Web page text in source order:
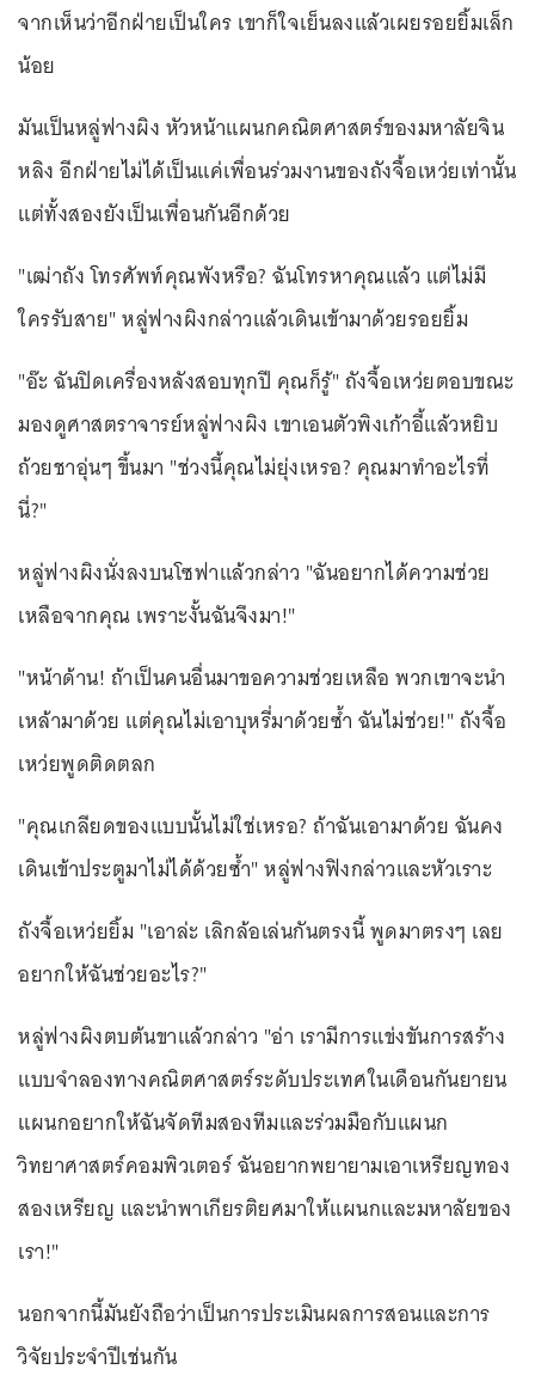
จากเห็นว่าอีกฝ่ายเป็นใคร เขาก็ใจเย็นลงแล้วเผยรอยยิ้มเล็ก
น้อย
มันเป็นหลู่ฟางผิง หัวหน้าแผนกคณิตศาสตร์ของมหาลัยจิน
หลิง อีกฝ่ายไม่ได้เป็นแค่เพื่อนร่วมงานของถังจื้อเหว่ยเท่านั้น
แต่ทั้งสองยังเป็นเพื่อนกันอีกด้วย
"เฒ่าถัง โทรศัพท์คุณพังหรือ? ฉันโทรหาคุณแล้ว แต่ไม่มี
ใครรับสาย" หลู่ฟางผิงกล่าวแล้วเดินเข้ามาด้วยรอยยิ้ม
"อ๊ะ ฉันปิดเครื่องหลังสอบทุกปี คุณก็รู้" ถังจื้อเหว่ยตอบขณะ
มองดูศาสตราจารย์หลู่ฟางผิง เขาเอนตัวพิงเก้าอี้แล้วหยิบ
ถ้วยชาอุ่นๆ ขึ้นมา "ช่วงนี้คุณไม่ยุ่งเหรอ? คุณมาทำอะไรที่
นี่?"
หลู่ฟางผิงนั่งลงบนโซฟาแล้วกล่าว "ฉันอยากได้ความช่วย
เหลือจากคุณ เพราะงั้นฉันจึงมา!"
"หน้าด้าน! ถ้าเป็นคนอื่นมาขอความช่วยเหลือ พวกเขาจะนำ
เหล้ามาด้วย แต่คุณไม่เอาบุหรี่มาด้วยซ้ำ ฉันไม่ช่วย!" ถังจื้อ
เหว่ยพูดติดตลก
"คุณเกลียดของแบบนั้นไม่ใช่เหรอ? ถ้าฉันเอามาด้วย ฉันคง
เดินเข้าประตูมาไม่ได้ด้วยซ้ำ" หลู่ฟางฟิงกล่าวและหัวเราะ
ถังจื้อเหว่ยยิ้ม "เอาล่ะ เลิกล้อเล่นกันตรงนี้ พูดมาตรงๆ เลย
อยากให้ฉันช่วยอะไร?"
หลู่ฟางผิงตบต้นขาแล้วกล่าว "อ่า เรามีการแข่งขันการสร้าง
แบบจําลองทางคณิตศาสตร์ระดับประเทศในเดือนกันยายน
แผนกอยากให้ฉันจัดทีมสองทีมและร่วมมือกับแผนก
วิทยาศาสตร์คอมพิวเตอร์ ฉันอยากพยายามเอาเหรียญทอง
สองเหรียญ และนำพาเกียรติยศมาให้แผนกและมหาลัยของ
เรา!"
นอกจากนี้มันยังถือว่าเป็นการประเมินผลการสอนและการ
วิจัยประจำปีเช่นกัน